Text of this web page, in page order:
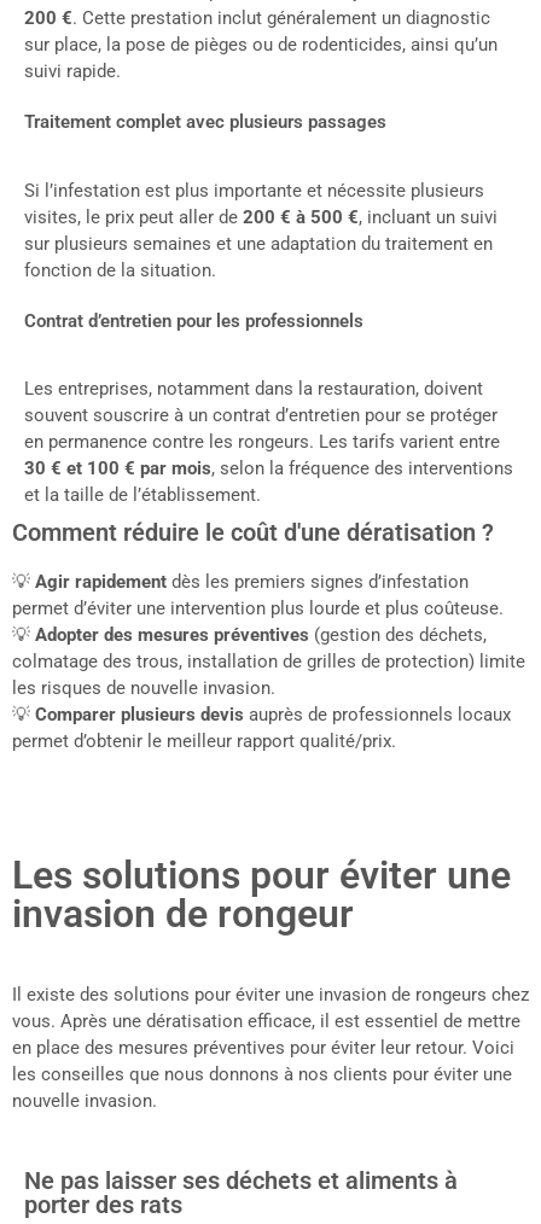
200 €. Cette prestation inclut généralement un diagnostic
sur place, la pose de pièges ou de rodenticides, ainsi qu’un
suivi rapide.
Traitement complet avec plusieurs passages
Si l’infestation est plus importante et nécessite plusieurs
visites, le prix peut aller de 200 € à 500 €, incluant un suivi
sur plusieurs semaines et une adaptation du traitement en
fonction de la situation.
Contrat d’entretien pour les professionnels
Les entreprises, notamment dans la restauration, doivent
souvent souscrire à un contrat d’entretien pour se protéger
en permanence contre les rongeurs. Les tarifs varient entre
30 € et 100 € par mois, selon la fréquence des interventions
et la taille de l’établissement.
Comment réduire le coût d'une dératisation ?
💡 Agir rapidement dès les premiers signes d’infestation
permet d’éviter une intervention plus lourde et plus coûteuse.
💡 Adopter des mesures préventives (gestion des déchets,
colmatage des trous, installation de grilles de protection) limite
les risques de nouvelle invasion.
💡 Comparer plusieurs devis auprès de professionnels locaux
permet d’obtenir le meilleur rapport qualité/prix.
Les solutions pour éviter une
invasion de rongeur
Il existe des solutions pour éviter une invasion de rongeurs chez
vous. Après une dératisation efficace, il est essentiel de mettre
en place des mesures préventives pour éviter leur retour. Voici
les conseilles que nous donnons à nos clients pour éviter une
nouvelle invasion.
Ne pas laisser ses déchets et aliments à
porter des rats